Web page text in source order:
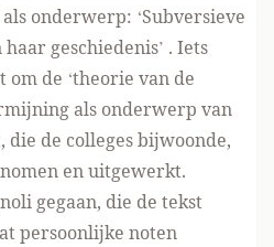
onderwerp: ‘Subversieve
geschiedenis’ . Iets
om de ‘theorie van de
als onderwerp van
die de colleges bijwoonde,
en uitgewerkt.
gegaan, die de tekst
persoonlijke noten